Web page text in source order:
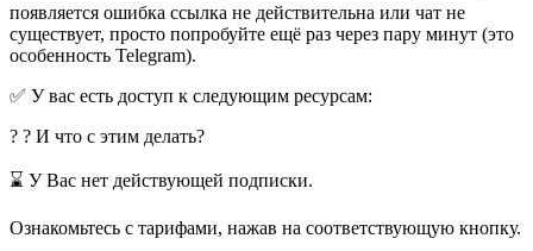
появляется ошибка ссылка не действительна или чат не
существует, просто попробуйте ещё раз через пару минут (это
особенность Telegram).
✅ У вас есть доступ к следующим ресурсам:
? ? И что с этим делать?
⌛️ У Вас нет действующей подписки.
Ознакомьтесь с тарифами, нажав на соответствующую кнопку.